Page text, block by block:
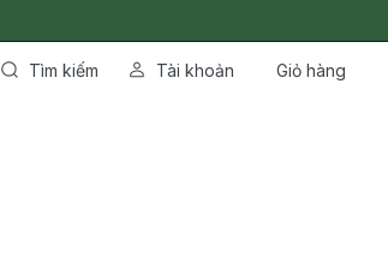
Tìm kiếm Tài khoản Giỏ hàng